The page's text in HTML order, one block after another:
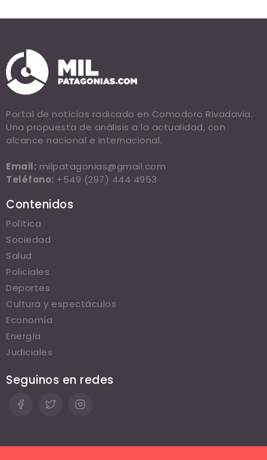
Portal de noticias radicado en Comodoro Rivadavia.
Una propuesta de análisis a la actualidad, con
alcance nacional e internacional.
Email: milpatagonias@gmail.com
Teléfono: +549 (297) 444 4953
Contenidos
Política
Sociedad
Salud
Policiales
Deportes
Cultura y espectáculos
Economía
Energía
Judiciales
Seguinos en redes